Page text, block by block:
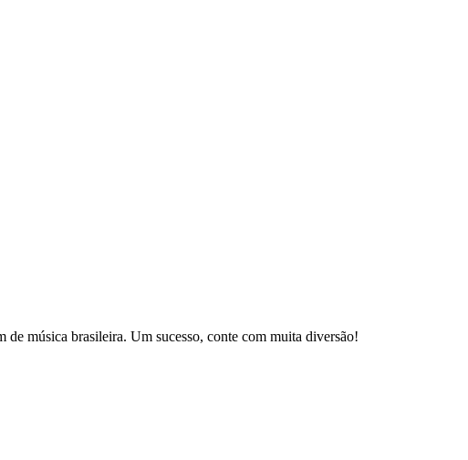
música brasileira. Um sucesso, conte com muita diversão!